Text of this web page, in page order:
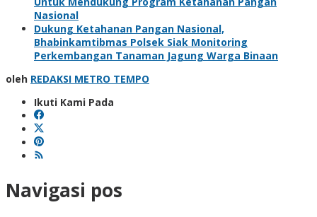
Nasional
Dukung Ketahanan Pangan Nasional,
Bhabinkamtibmas Polsek Siak Monitoring
Perkembangan Tanaman Jagung Warga Binaan
oleh REDAKSI METRO TEMPO
Ikuti Kami Pada
Navigasi pos